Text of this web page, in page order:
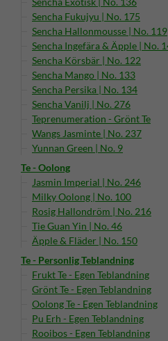
Sencha Fukujyu | No. 175
Sencha Hallonmousse | No. 119
Sencha Ingefära & Äpple | No.
Sencha Körsbär | No. 122
Sencha Mango | No. 133
Sencha Persika | No. 134
Sencha Vanilj | No. 276
Teprenumeration - Grönt Te
Wangs Jasminte | No. 237
Yunnan Green | No. 9
Te - Oolong
Jasmin Imperial | No. 246
Milky Oolong | No. 100
Rosig Hallondröm | No. 216
Tie Guan Yin | No. 46
Äpple & Fläder | No. 150
Te - Personlig Teblandning
Frukt Te - Egen Teblandning
Grönt Te - Egen Teblandning
Oolong Te - Egen Teblandning
Pu Erh - Egen Teblandning
Rooibos - Egen Teblandning